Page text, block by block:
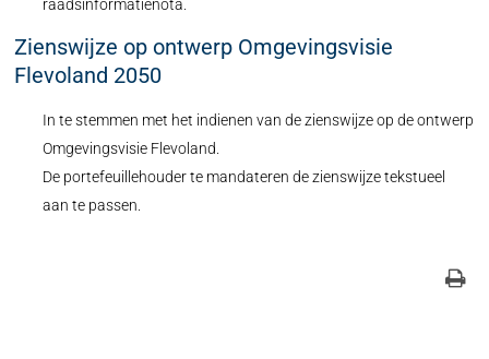
raadsinformatienota.
Zienswijze op ontwerp Omgevingsvisie
Flevoland 2050
In te stemmen met het indienen van de zienswijze op de ontwerp
Omgevingsvisie Flevoland.
De portefeuillehouder te mandateren de zienswijze tekstueel
aan te passen.